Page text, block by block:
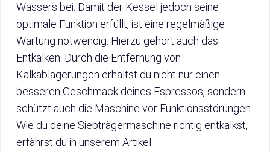
Wassers bei. Damit der Kessel jedoch seine
optimale Funktion erfüllt, ist eine regelmäßige
Wartung notwendig. Hierzu gehört auch das
Entkalken. Durch die Entfernung von
Kalkablagerungen erhältst du nicht nur einen
besseren Geschmack deines Espressos, sondern
schützt auch die Maschine vor Funktionsstörungen.
Wie du deine Siebträgermaschine richtig entkalkst,
erfährst du in unserem Artikel